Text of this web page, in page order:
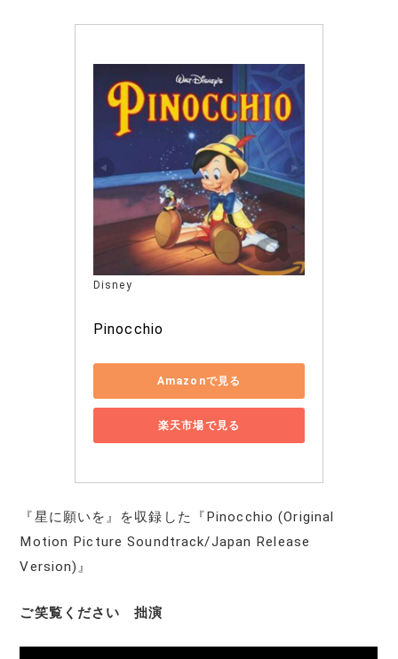
Disney
Pinocchio
Amazonで見る
楽天市場で見る
『星に願いを』を収録した『Pinocchio (Original
Motion Picture Soundtrack/Japan Release
Version)』
ご笑覧ください 拙演